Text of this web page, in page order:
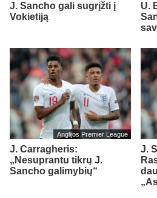
J. Sancho gali sugrįžti į
Vokietiją
U.
Anglijos Premier League
J. Carragheris:
„Nesuprantu tikrų J.
Sancho galimybių“
J.